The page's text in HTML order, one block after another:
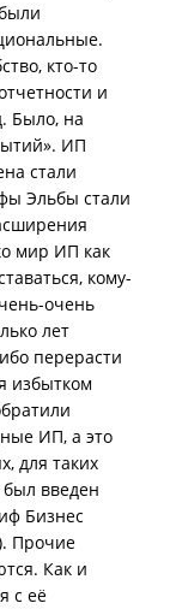
кто-то
и
Было, на
ИП
стали
Эльбы стали
мир ИП как
кому-
очень
лет
перерасти
избытком
ИП, а это
для таких
введен
Бизнес
Прочие
Как и
с её